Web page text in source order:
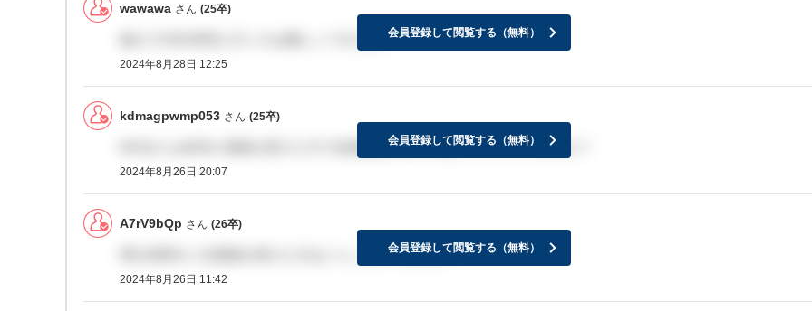
wawawa さん (25卒)
2024年8月28日 12:25
会員登録して閲覧する（無料）
kdmagpwmp053 さん (25卒)
8/19または8/20に面接を受けた方で合格連絡が来た方はいらっしゃいますか？
2024年8月26日 20:07
会員登録して閲覧する（無料）
A7rV9bQp さん (26卒)
博士採用の二次面接を受けた方はいらっしゃいますか？
2024年8月26日 11:42
会員登録して閲覧する（無料）